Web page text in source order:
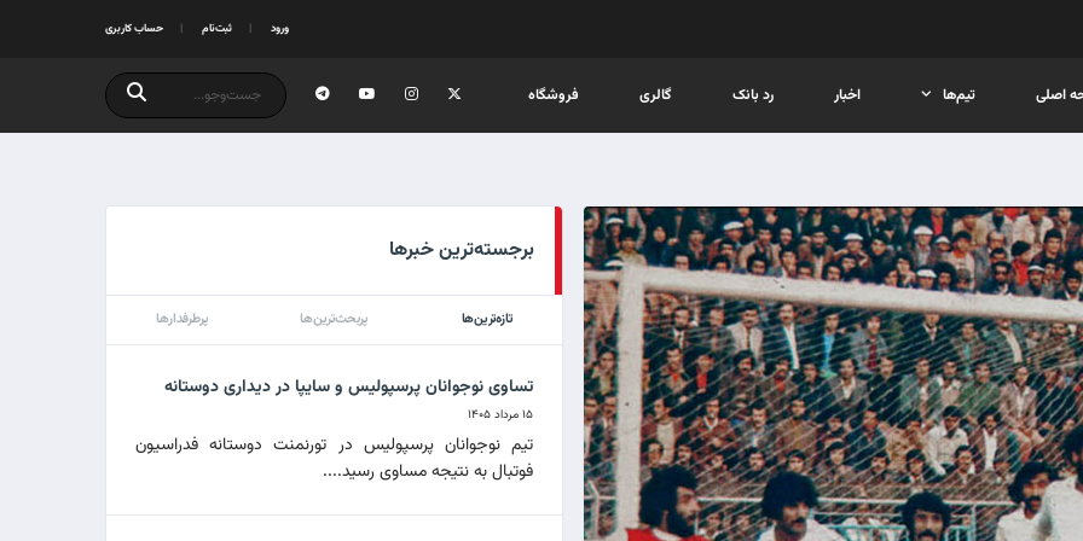
ورود ثبت‌نام حساب کاربری
اصلی تیم‌ها اخبار رد بانک گالری فروشگاه
برجسته‌ترین خبرها
تازه‌ترین‌ها پربحث‌ترین‌ها پرطرفدارها
تساوی نوجوانان پرسپولیس و سایپا در دیداری دوستانه
۱۵ مرداد ۱۴۰۵
تیم نوجوانان پرسپولیس در تورنمنت دوستانه فدراسیون
فوتبال به نتیجه مساوی رسید....